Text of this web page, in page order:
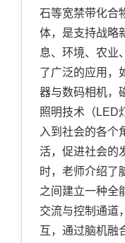
石等宽禁带化合
体，是支持战略
息、环境、农业
了广泛的应用，
器与数码相机，
照明技术（ LED
入到社会的各个
活，促进社会的
时，老师介绍了
之间建立一种全
交流与控制通道
互，通过脑机融